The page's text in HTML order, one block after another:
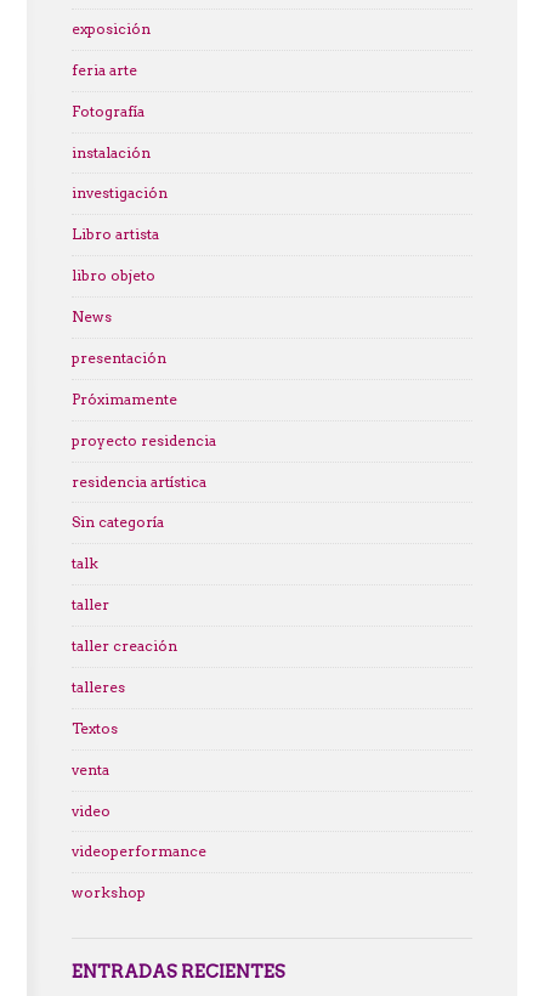
exposición
feria arte
Fotografía
instalación
investigación
Libro artista
libro objeto
News
presentación
Próximamente
proyecto residencia
residencia artística
Sin categoría
talk
taller
taller creación
talleres
Textos
venta
video
videoperformance
workshop
ENTRADAS RECIENTES